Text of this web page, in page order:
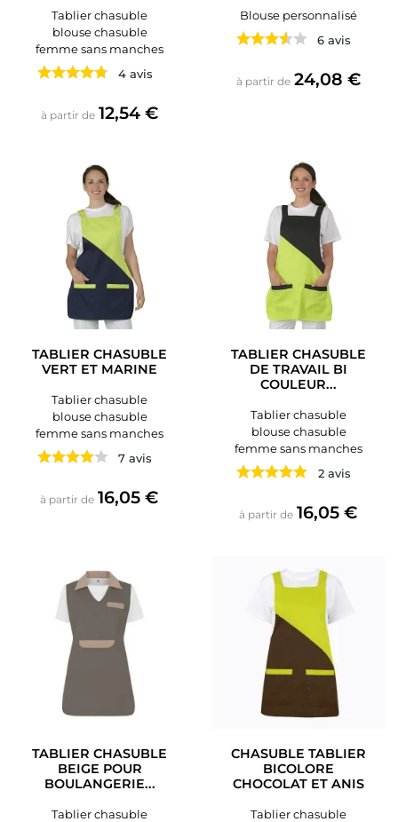
Tablier chasuble
blouse chasuble
femme sans manches
4 avis
à partir de Prix
12,54 €
Blouse personnalisé
6 avis
à partir de Prix
24,08 €
TABLIER CHASUBLE
VERT ET MARINE
Tablier chasuble
blouse chasuble
femme sans manches
7 avis
à partir de Prix
16,05 €
TABLIER CHASUBLE
DE TRAVAIL BI
COULEUR...
Tablier chasuble
blouse chasuble
femme sans manches
2 avis
à partir de Prix
16,05 €
TABLIER CHASUBLE
BEIGE POUR
BOULANGERIE...
Tablier chasuble
CHASUBLE TABLIER
BICOLORE
CHOCOLAT ET ANIS
Tablier chasuble